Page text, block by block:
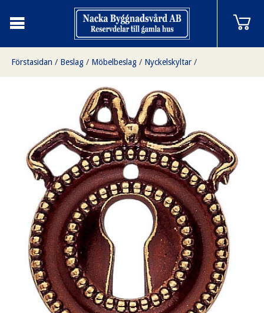
Förstasidan / Beslag / Möbelbeslag / Nyckelskyltar /